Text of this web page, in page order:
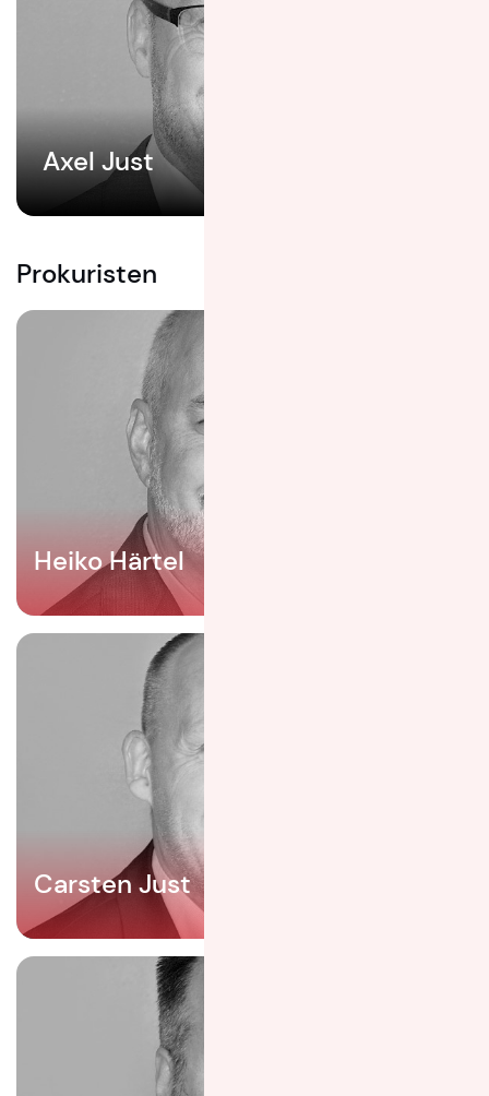
Axel Just
Prokuristen
Heiko Härtel
Carsten Just